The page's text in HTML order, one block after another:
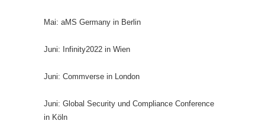
Mai: aMS Germany in Berlin
Juni: Infinity2022 in Wien
Juni: Commverse in London
Juni: Global Security und Compliance Conference
in Köln